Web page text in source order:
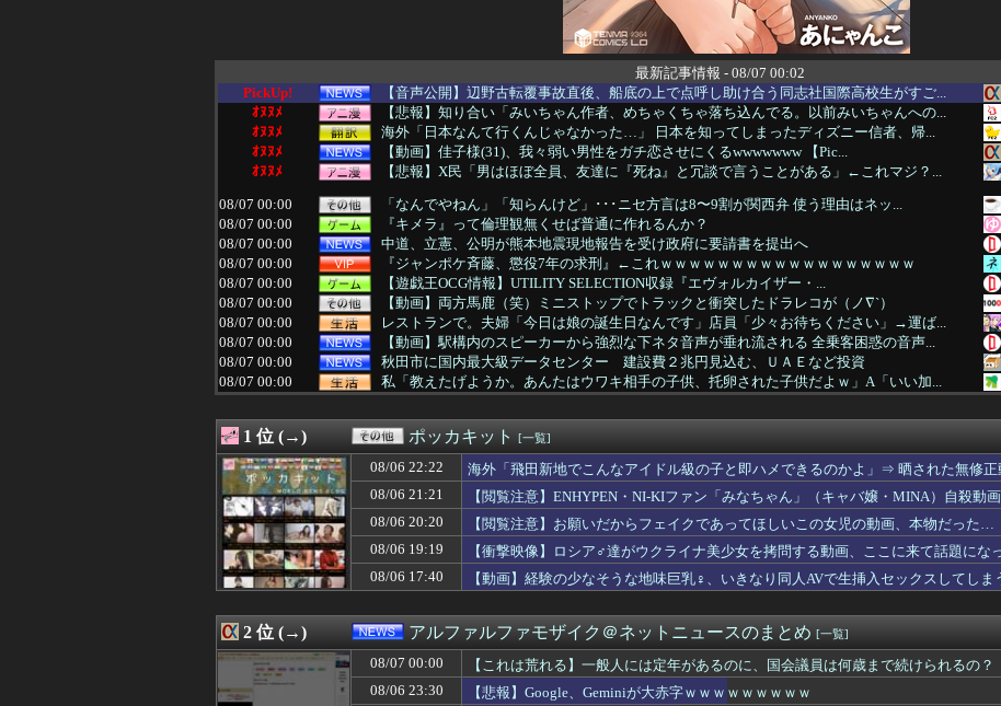
最新記事情報 - 08/07 00:02
PickUp!
【音声公開】辺野古転覆事故直後、船底の上で点呼し助け合う同志社国際高校生がすご...
ｵﾇﾇﾒ
【悲報】知り合い「みいちゃん作者、めちゃくちゃ落ち込んでる。以前みいちゃんへの...
ｵﾇﾇﾒ
海外「日本なんて行くんじゃなかった…」 日本を知ってしまったディズニー信者、帰...
ｵﾇﾇﾒ
【動画】佳子様(31)、我々弱い男性をガチ恋させにくるwwwwwww 【Pic...
ｵﾇﾇﾒ
【悲報】X民「男はほぼ全員、友達に『死ね』と冗談で言うことがある」←これマジ？...
08/07 00:00
「なんでやねん」「知らんけど」･･･ニセ方言は8〜9割が関西弁 使う理由はネッ...
08/07 00:00
『キメラ』って倫理観無くせば普通に作れるんか？
08/07 00:00
中道、立憲、公明が熊本地震現地報告を受け政府に要請書を提出へ
08/07 00:00
『ジャンポケ斉藤、懲役7年の求刑』←これｗｗｗｗｗｗｗｗｗｗｗｗｗｗｗｗｗｗ
08/07 00:00
【遊戯王OCG情報】UTILITY SELECTION収録『エヴォルカイザー・...
08/07 00:00
【動画】両方馬鹿（笑）ミニストップでトラックと衝突したドラレコが（ノ∇`）
08/07 00:00
レストランで。夫婦「今日は娘の誕生日なんです」店員「少々お待ちください」→運ば...
08/07 00:00
【動画】駅構内のスピーカーから強烈な下ネタ音声が垂れ流される 全乗客困惑の音声...
08/07 00:00
秋田市に国内最大級データセンター 建設費２兆円見込む、ＵＡＥなど投資
08/07 00:00
私「教えたげようか。あんたはウワキ相手の子供、托卵された子供だよｗ」A「いい加...
08/07 00:00
【これは荒れる】一般人には定年があるのに、国会議員は何歳まで続けられるの？
08/07 00:00
ポケポケ、1年で1600万人が引退・・・
08/07 00:00
偽警察官「保釈金を払えば逮捕されずに済むよ」３０代男性が1342万円だまし取ら...
08/07 00:00
【島根】コンビニで1800mlの麦焼酎（いいちこ）をズボンのポケットに入れて万...
08/07 00:00
私「友達が飼ってる犬、ダンスできるみたいだよ」ママ友「すごいね！」→ 後日。テ...
08/07 00:00
私「新婦さんって、あのお店の人…？」友人「え？」→結婚式の会場でまさかの人物に...
08/07 00:00
上海一月風暴とは——造反派が一夜で市の権力を奪った1967年1月
08/07 00:00
【悲報】政府、SA有料化検討で「休めと言いつつ休むな」矛盾にネット呆れ
08/07 00:00
【朗報】ファイアーエムブレムさん、ついにキャラ成長率がゲーム内で見れるようにな...
08/06 23:58
【朗報】ミーグリ8次結果...ついに長嶋に1完売がつく！！！
08/06 23:57
広島県知事ら「核抑止論、根本的におかしい」
08/06 23:56
今季もタイトル獲得を目指すFC町田ゼルビア黒田剛監督が抱負を語る
08/06 23:56
【疑問】今年はAKB48は@JAM出ないのかな？
08/06 23:55
【激怒】5年前のNHK性加害出演者Xさん「今も普通の顔して芸能活動してる」・・...
1 位 (→) ポッカキット [一覧]
08/06 22:22
海外「飛田新地でこんなアイドル級の子と即ハメできるのかよ」⇒ 晒された無修正
08/06 21:21
【閲覧注意】ENHYPEN・NI-KIファン「みなちゃん」（キャバ嬢・MINA）自殺動画
08/06 20:20
【閲覧注意】お願いだからフェイクであってほしいこの女児の動画、本物だった…
08/06 19:19
【衝撃映像】ロシア♂達がウクライナ美少女を拷問する動画、ここに来て話題にな
08/06 17:40
【動画】経験の少なそうな地味巨乳♀、いきなり同人AVで生挿入セックスしてしま
2 位 (→) アルファルファモザイク＠ネットニュースのまとめ [一覧]
08/07 00:00
【これは荒れる】一般人には定年があるのに、国会議員は何歳まで続けられるの？
08/06 23:30
【悲報】Google、Geminiが大赤字ｗｗｗｗｗｗｗｗｗ